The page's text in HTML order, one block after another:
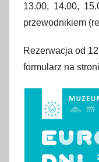
13.00, 14.00,
przewodnikiem
Rezerwacja od
formularz na